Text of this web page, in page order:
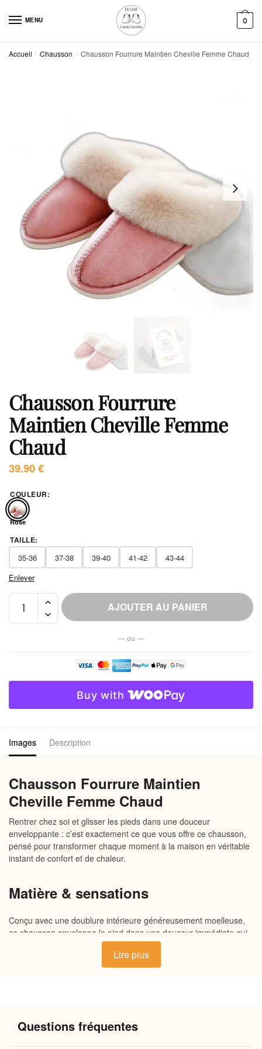
MENU 0
Accueil / Chausson / Chausson Fourrure Maintien Cheville Femme Chaud
Chausson Fourrure
Maintien Cheville Femme
Chaud
39.90€
COULEUR:
Rose
TAILLE:
35-36 37-38 39-40 41-42
43-44
Enlever
Chausson
Femme
AJOUTER AU PANIER
— ou —
Buy with
Images Description
Chausson Fourrure Maintien
Cheville Femme Chaud
Rentrer chez soi et glisser les pieds dans une douceur
enveloppante : c’est exactement ce que vous offre ce chausson,
pensé pour transformer chaque moment à la maison en véritable
instant de confort et de chaleur.
Matière & sensations
Conçu avec une doublure intérieure généreusement moelleuse,
ce chausson enveloppe le pied dans une douceur immédiate qui
se ressent dès le premier contact. La matière extérieure, souple
et respirante, s’adapte naturellement à la forme du pied, tandis
que la semelle antidérapante assure une stabilité rassurante sur
Pourquoi vous allez l’adorer
Lire plus
Questions fréquentes